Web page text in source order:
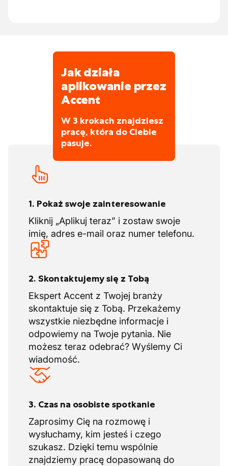
Jak działa
aplikowanie przez
Accent
W 3 krokach znajdziesz
pracę, która do Ciebie
pasuje.
1. Pokaż swoje zainteresowanie
Kliknij „Aplikuj teraz” i zostaw swoje
imię, adres e-mail oraz numer telefonu.
2. Skontaktujemy się z Tobą
Ekspert Accent z Twojej branży
skontaktuje się z Tobą. Przekażemy
wszystkie niezbędne informacje i
odpowiemy na Twoje pytania. Nie
możesz teraz odebrać? Wyślemy Ci
wiadomość.
3. Czas na osobiste spotkanie
Zaprosimy Cię na rozmowę i
wysłuchamy, kim jesteś i czego
szukasz. Dzięki temu wspólnie
znajdziemy pracę dopasowaną do